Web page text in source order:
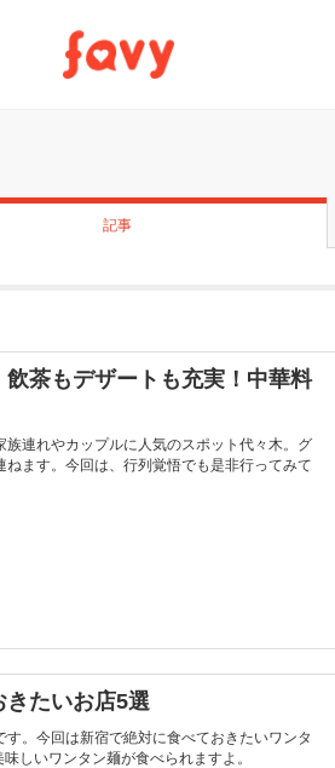
記事
茶もデザートも充実！中華料
連れやカップルに人気のスポット代々木。グ
ます。今回は、行列覚悟でも是非行ってみて
たいお店5選
。今回は新宿で絶対に食べておきたいワンタ
しいワンタン麺が食べられますよ。